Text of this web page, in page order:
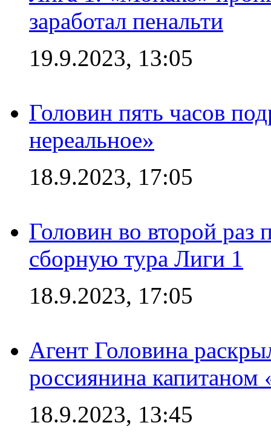
заработал пенальти
19.9.2023, 13:05
Головин пять часов
нереальное»
18.9.2023, 17:05
Головин во второй раз
сборную тура Лиги 1
18.9.2023, 17:05
Агент Головина
россиянина
18.9.2023, 13:45